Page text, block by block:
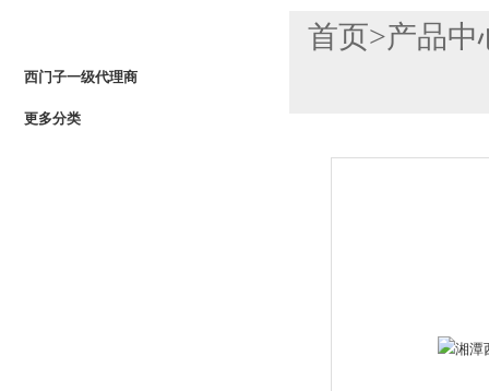
西门子一级代理商
更多分类
首页>产品中